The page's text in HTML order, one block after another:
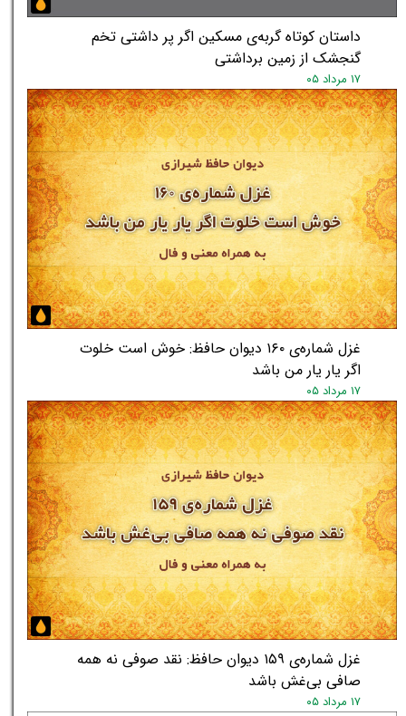
★★
داستان کوتاه گربه‌ی مسکین اگر پر داشتی تخم
گنجشک از زمین برداشتی
۱۷ مرداد ۰۵
غزل شماره‌ی ۱۶۰ دیوان حافظ: خوش است خلوت
اگر یار یار من باشد
۱۷ مرداد ۰۵
غزل شماره‌ی ۱۵۹ دیوان حافظ: نقد صوفی نه همه
صافی بی‌غش باشد
۱۷ مرداد ۰۵